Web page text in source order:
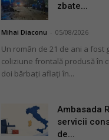
zbate...
Mihai Diaconu 05/08/2026
Un român de 21 de ani a fost
coliziune frontală produsă în
doi bărbați aflați în...
Ambasada
servicii
de...